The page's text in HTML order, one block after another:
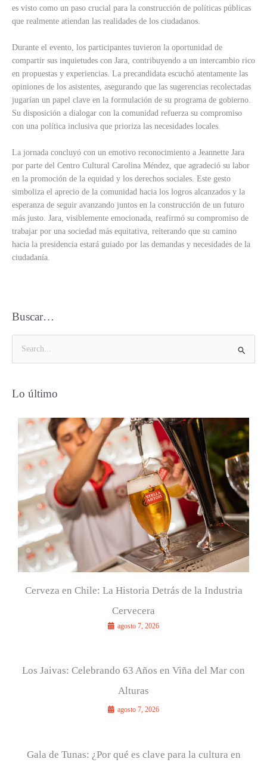
es visto como un paso crucial para la construcción de políticas públicas
que realmente atiendan las realidades de los ciudadanos.
Durante el evento, los participantes tuvieron la oportunidad de
compartir sus inquietudes con Jara, contribuyendo a un intercambio rico
en propuestas y experiencias. La precandidata escuchó atentamente las
opiniones de los asistentes, asegurando que las sugerencias recolectadas
jugarían un papel clave en la formulación de su programa de gobierno.
Su disposición a dialogar con la comunidad refuerza su compromiso
con una política inclusiva que prioriza las necesidades locales.
La jornada concluyó con un emotivo reconocimiento a Jeannette Jara
por parte del Centro Cultural Carolina Méndez, que agradeció su labor
en la promoción de la equidad y los derechos sociales. Este gesto
simboliza el aprecio de la comunidad hacia los logros alcanzados y la
esperanza de seguir avanzando juntos en la construcción de un futuro
más justo. Jara, visiblemente emocionada, reafirmó su compromiso de
trabajar por una sociedad más equitativa, reiterando que su camino
hacia la presidencia estará guiado por las demandas y necesidades de la
ciudadanía.
Buscar…
c
Lo último
Cerveza en Chile: La Historia Detrás de la Industria
Cervecera
agosto 7, 2026
Los Jaivas: Celebrando 63 Años en Viña del Mar con
Alturas
agosto 7, 2026
Gala de Tunas: ¿Por qué es clave para la cultura en